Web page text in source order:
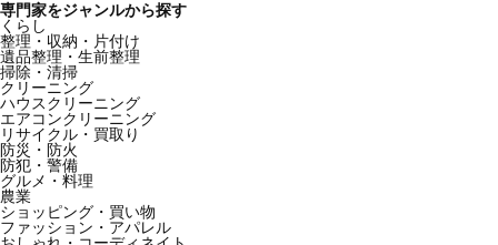
専門家をジャンルから探す
くらし
整理・収納・片付け
遺品整理・生前整理
掃除・清掃
クリーニング
ハウスクリーニング
エアコンクリーニング
リサイクル・買取り
防災・防火
防犯・警備
グルメ・料理
農業
ショッピング・買い物
ファッション・アパレル